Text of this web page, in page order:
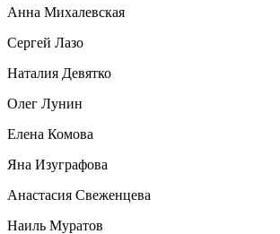
Анна Михалевская
Сергей Лазо
Наталия Девятко
Олег Лунин
Елена Комова
Яна Изуграфова
Анастасия Свеженцева
Наиль Муратов